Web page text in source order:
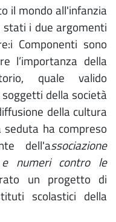
il mondo all'infanzia
stati i due argomenti
Componenti sono
l’importanza della
quale valido
della società
della cultura
ha compreso
dell'associazione
e numeri contro le
un progetto di
scolastici della